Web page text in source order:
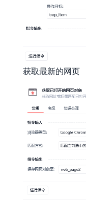
获取最新的网页